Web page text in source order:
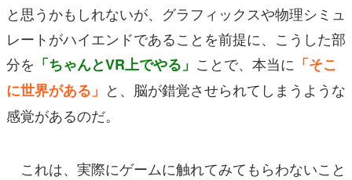
と思うかもしれないが、グラフィックスや物理シミュ
レートがハイエンドであることを前提に、こうした部
分を 「ちゃんとVR上でやる」 ことで、本当に 「そこ
に世界がある」 と、脳が錯覚させられてしまうような
感覚があるのだ。
これは、実際にゲームに触れてみてもらわないこと